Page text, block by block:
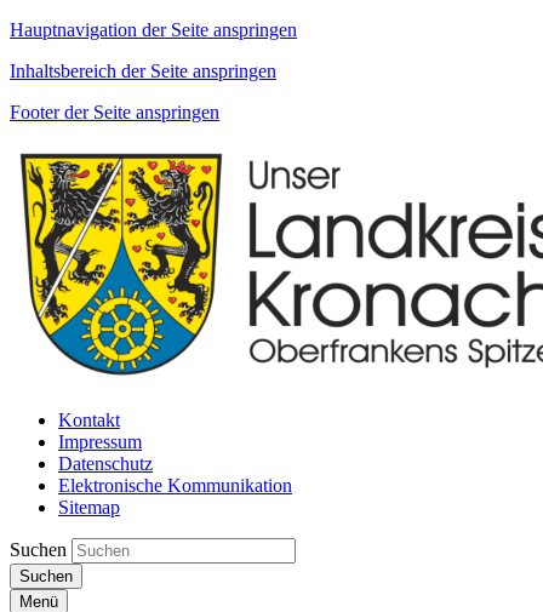
Hauptnavigation der Seite anspringen
Inhaltsbereich der Seite anspringen
Footer der Seite anspringen
Kontakt
Impressum
Datenschutz
Elektronische Kommunikation
Sitemap
Suchen
Suchen
Menü